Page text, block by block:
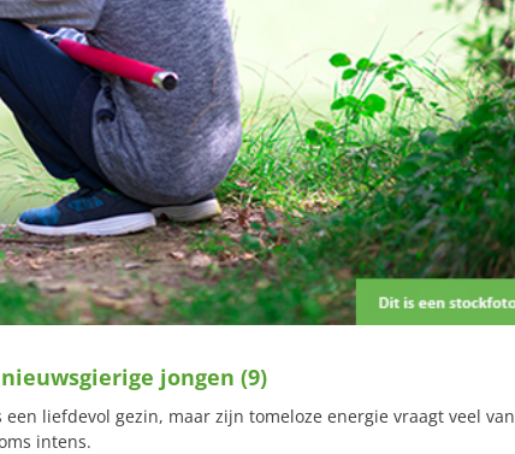
jongen (9)
liefdevol gezin, maar zijn tomeloze energie vraagt veel van
intens.